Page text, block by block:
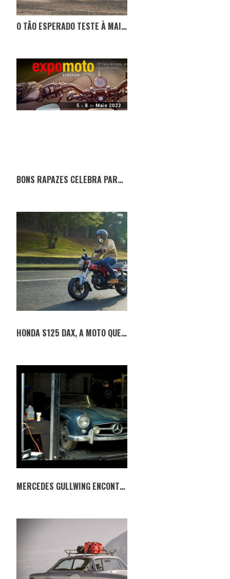
O TÃO ESPERADO TESTE À MAIS RECENTE AFRICA-TWIN
BONS RAPAZES CELEBRA PARCERIA COM A EXPOMOTO
HONDA S125 DAX, A MOTO QUE PARECE UM CÃO “SALSICHA”
MERCEDES GULLWING ENCONTRADO 42 ANOS DEPOIS